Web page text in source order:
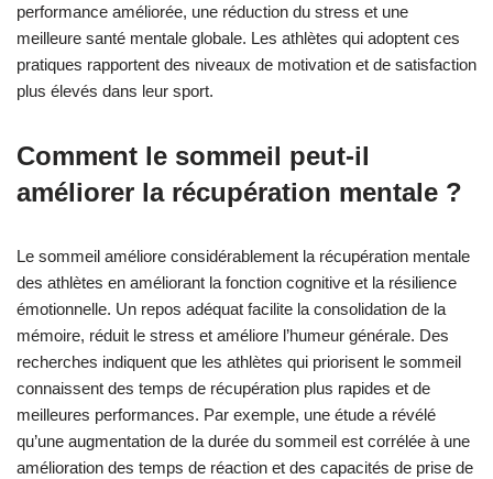
performance améliorée, une réduction du stress et une
meilleure santé mentale globale. Les athlètes qui adoptent ces
pratiques rapportent des niveaux de motivation et de satisfaction
plus élevés dans leur sport.
Comment le sommeil peut-il
améliorer la récupération mentale ?
Le sommeil améliore considérablement la récupération mentale
des athlètes en améliorant la fonction cognitive et la résilience
émotionnelle. Un repos adéquat facilite la consolidation de la
mémoire, réduit le stress et améliore l’humeur générale. Des
recherches indiquent que les athlètes qui priorisent le sommeil
connaissent des temps de récupération plus rapides et de
meilleures performances. Par exemple, une étude a révélé
qu’une augmentation de la durée du sommeil est corrélée à une
amélioration des temps de réaction et des capacités de prise de